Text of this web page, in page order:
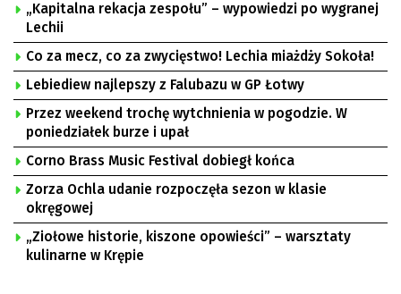
„Kapitalna rekacja zespołu” – wypowiedzi po wygranej
Lechii
Co za mecz, co za zwycięstwo! Lechia miażdży Sokoła!
Lebiediew najlepszy z Falubazu w GP Łotwy
Przez weekend trochę wytchnienia w pogodzie. W
poniedziałek burze i upał
Corno Brass Music Festival dobiegł końca
Zorza Ochla udanie rozpoczęła sezon w klasie
okręgowej
„Ziołowe historie, kiszone opowieści” – warsztaty
kulinarne w Krępie